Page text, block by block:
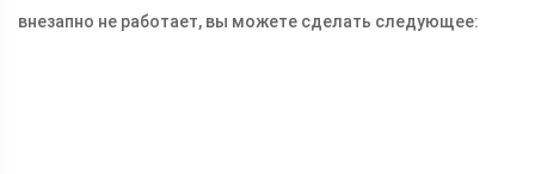
внезапно не работает, вы можете сделать следующее: